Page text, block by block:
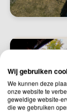
Wij gebruiken
We kunnen deze
onze website te
geweldige website-
die we gebruiken